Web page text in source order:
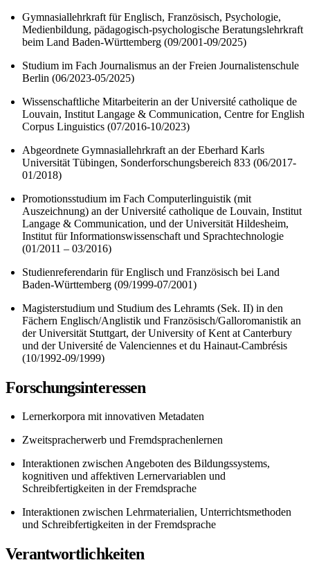
Gymnasiallehrkraft für Englisch, Französisch, Psychologie,
Medienbildung, pädagogisch-psychologische Beratungslehrkraft
beim Land Baden-Württemberg (09/2001-09/2025)
Studium im Fach Journalismus an der Freien Journalistenschule
Berlin (06/2023-05/2025)
Wissenschaftliche Mitarbeiterin an der Université catholique de
Louvain, Institut Langage & Communication, Centre for English
Corpus Linguistics (07/2016-10/2023)
Abgeordnete Gymnasiallehrkraft an der Eberhard Karls
Universität Tübingen, Sonderforschungsbereich 833 (06/2017-
01/2018)
Promotionsstudium im Fach Computerlinguistik (mit
Auszeichnung) an der Université catholique de Louvain, Institut
Langage & Communication, und der Universität Hildesheim,
Institut für Informationswissenschaft und Sprachtechnologie
(01/2011 – 03/2016)
Studienreferendarin für Englisch und Französisch bei Land
Baden-Württemberg (09/1999-07/2001)
Magisterstudium und Studium des Lehramts (Sek. II) in den
Fächern Englisch/Anglistik und Französisch/Galloromanistik an
der Universität Stuttgart, der University of Kent at Canterbury
und der Université de Valenciennes et du Hainaut-Cambrésis
(10/1992-09/1999)
Forschungsinteressen
Lernerkorpora mit innovativen Metadaten
Zweitspracherwerb und Fremdsprachenlernen
Interaktionen zwischen Angeboten des Bildungssystems,
kognitiven und affektiven Lernervariablen und
Schreibfertigkeiten in der Fremdsprache
Interaktionen zwischen Lehrmaterialien, Unterrichtsmethoden
und Schreibfertigkeiten in der Fremdsprache
Verantwortlichkeiten